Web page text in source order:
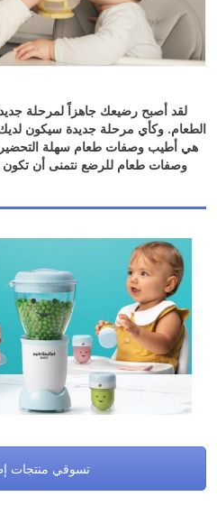
لقد أصبح رضيعك جاهزاً لمرحلة
الطعام. وكأي مرحلة جديدة سيكون لديك
هي أطيب وصفات طعام سهلة
وصفات طعام للرضع نتمنى أن
تسوقي منتجات